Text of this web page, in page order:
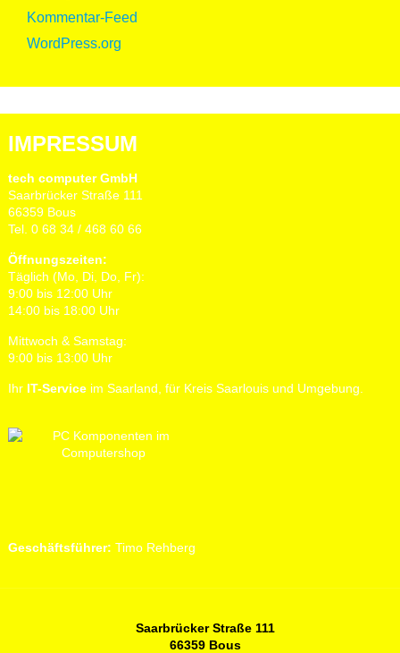
Kommentar-Feed
WordPress.org
IMPRESSUM
tech computer GmbH
Saarbrücker Straße 111
66359 Bous
Tel. 0 68 34 / 468 60 66
Öffnungszeiten:
Täglich (Mo, Di, Do, Fr):
9:00 bis 12:00 Uhr
14:00 bis 18:00 Uhr
Mittwoch & Samstag:
9:00 bis 13:00 Uhr
Ihr IT-Serviceim Saarland, für Kreis Saarlouis und Umgebung.
Geschäftsführer: Timo Rehberg
Saarbrücker Straße 111
66359 Bous